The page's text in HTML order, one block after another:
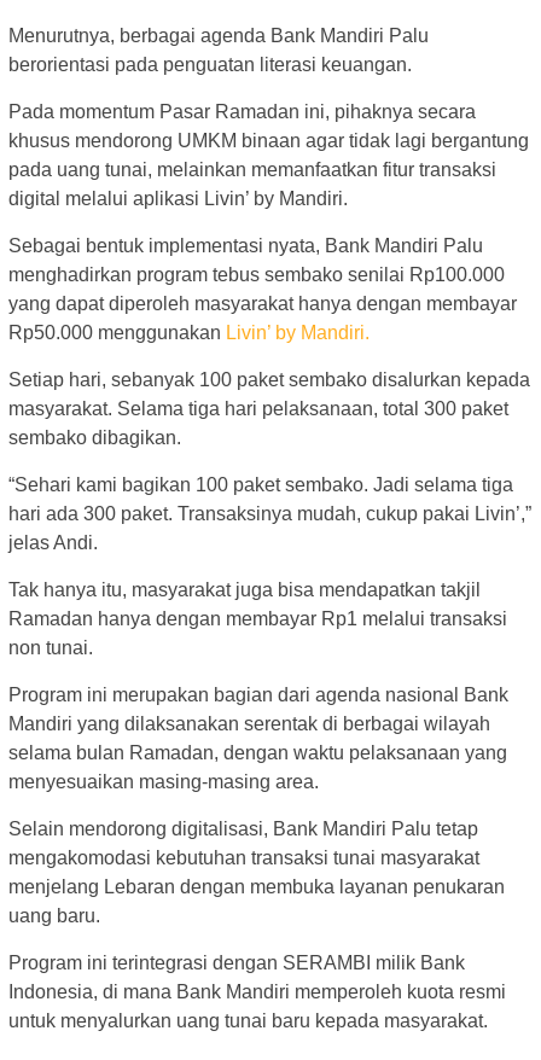
Menurutnya, berbagai agenda Bank Mandiri Palu
berorientasi pada penguatan literasi keuangan.
Pada momentum Pasar Ramadan ini, pihaknya secara
khusus mendorong UMKM binaan agar tidak lagi bergantung
pada uang tunai, melainkan memanfaatkan fitur transaksi
digital melalui aplikasi Livin’ by Mandiri.
Sebagai bentuk implementasi nyata, Bank Mandiri Palu
menghadirkan program tebus sembako senilai Rp100.000
yang dapat diperoleh masyarakat hanya dengan membayar
Rp50.000 menggunakan Livin’ by Mandiri.
Setiap hari, sebanyak 100 paket sembako disalurkan kepada
masyarakat. Selama tiga hari pelaksanaan, total 300 paket
sembako dibagikan.
“Sehari kami bagikan 100 paket sembako. Jadi selama tiga
hari ada 300 paket. Transaksinya mudah, cukup pakai Livin’,”
jelas Andi.
Tak hanya itu, masyarakat juga bisa mendapatkan takjil
Ramadan hanya dengan membayar Rp1 melalui transaksi
non tunai.
Program ini merupakan bagian dari agenda nasional Bank
Mandiri yang dilaksanakan serentak di berbagai wilayah
selama bulan Ramadan, dengan waktu pelaksanaan yang
menyesuaikan masing-masing area.
Selain mendorong digitalisasi, Bank Mandiri Palu tetap
mengakomodasi kebutuhan transaksi tunai masyarakat
menjelang Lebaran dengan membuka layanan penukaran
uang baru.
Program ini terintegrasi dengan SERAMBI milik Bank
Indonesia, di mana Bank Mandiri memperoleh kuota resmi
untuk menyalurkan uang tunai baru kepada masyarakat.